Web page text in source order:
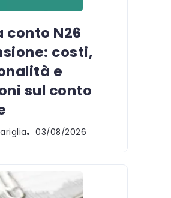
conto N26
costi,
e
sul conto
03/08/2026